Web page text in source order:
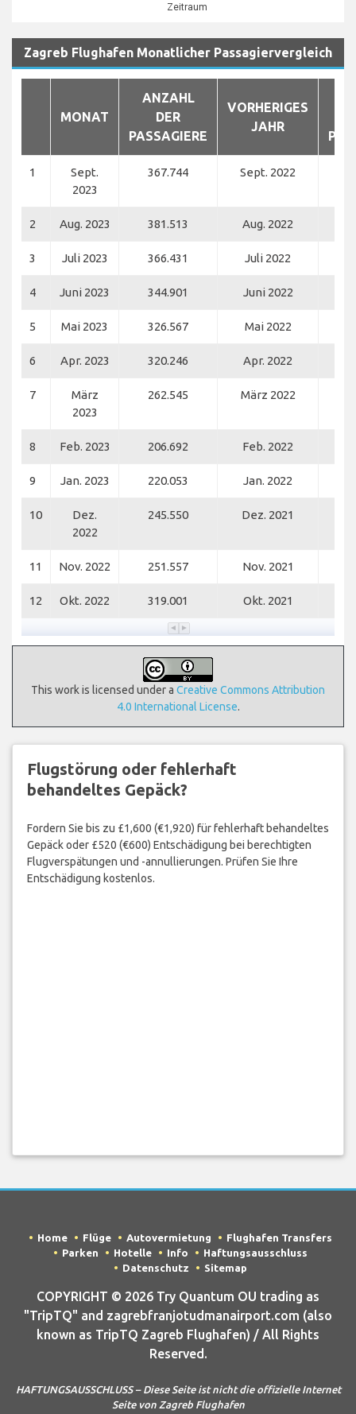
Zeitraum
Zagreb Flughafen Monatlicher Passagiervergleich
MONAT
ANZAHL
DER
PASSAGIERE
VORHERIGES
JAHR
1
Sept.
2023
367.744 Sept. 2022
2 Aug. 2023 381.513 Aug. 2022
3 Juli 2023 366.431 Juli 2022
4 Juni 2023 344.901 Juni 2022
5 Mai 2023 326.567 Mai 2022
6 Apr. 2023 320.246 Apr. 2022
7
März
2023
262.545 März 2022
8 Feb. 2023 206.692 Feb. 2022
9 Jan. 2023 220.053 Jan. 2022
10
Dez.
2022
245.550 Dez. 2021
11 Nov. 2022 251.557 Nov. 2021
12 Okt. 2022 319.001 Okt. 2021
This work is licensed under a Creative Commons Attribution
4.0 International License.
Flugstörung oder fehlerhaft
behandeltes Gepäck?
Fordern Sie bis zu £1,600 (€1,920) für fehlerhaft behandeltes
Gepäck oder £520 (€600) Entschädigung bei berechtigten
Flugverspätungen und -annullierungen. Prüfen Sie Ihre
Entschädigung kostenlos.
Home Flüge Autovermietung
Flughafen Transfers
Parken
Hotelle Info
Haftungsausschluss
Datenschutz
Sitemap
COPYRIGHT © 2026 Try Quantum OU trading as
"TripTQ" and zagrebfranjotudmanairport.com (also
known as TripTQ Zagreb Flughafen) / All Rights
Reserved.
HAFTUNGSAUSSCHLUSS – Diese Seite ist nicht die offizielle Internet
Seite von Zagreb Flughafen